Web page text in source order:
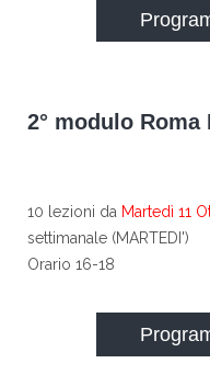
2° modulo Roma
10 lezioni da Martedì 11
settimanale (MARTEDI')
Orario 16-18